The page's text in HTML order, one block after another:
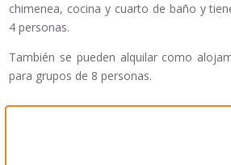
chimenea, cocina y cuarto de baño y
4 personas.
También se pueden alquilar como
para grupos de 8 personas.